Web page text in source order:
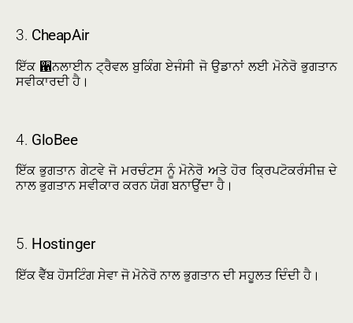
3. CheapAir
ਇੱਕ ਑ਨਲਾਈਨ ਟ੍ਰੈਵਲ ਬੁਕਿੰਗ ਏਜੰਸੀ ਜੋ ਉਡਾਨਾਂ ਲਈ ਮੋਨੇਰੋ ਭੁਗਤਾਨ
ਸਵੀਕਾਰਦੀ ਹੈ।
4. GloBee
ਇੱਕ ਭੁਗਤਾਨ ਗੇਟਵੇ ਜੋ ਮਰਚੰਟਸ ਨੂੰ ਮੋਨੇਰੋ ਅਤੇ ਹੋਰ ਕ੍ਰਿਪਟੋਕਰੰਸੀਜ਼ ਦੇ
ਨਾਲ ਭੁਗਤਾਨ ਸਵੀਕਾਰ ਕਰਨ ਯੋਗ ਬਨਾਉਂਦਾ ਹੈ।
5. Hostinger
ਇੱਕ ਵੈੱਬ ਹੋਸਟਿੰਗ ਸੇਵਾ ਜੋ ਮੋਨੇਰੋ ਨਾਲ ਭੁਗਤਾਨ ਦੀ ਸਹੂਲਤ ਦਿੰਦੀ ਹੈ।